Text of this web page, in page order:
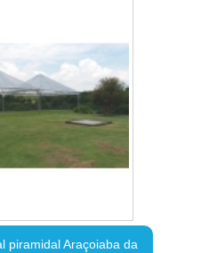
piramidal Araçoiaba da